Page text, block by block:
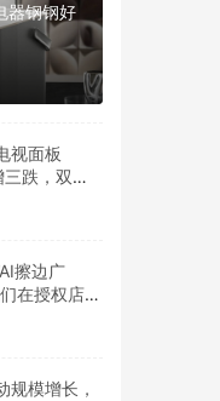
器钢钢好
视面板
跌，双寡
“焊钉”
擦边广
在授权店铺
布审核机制
规模增长，